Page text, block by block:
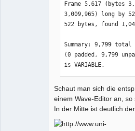
Frame 5,617 (bytes
3,009,965) long by
522 bytes, found
Summary: 9,799 total
(0 padded, 9,799
is VARIABLE.
Schaut man sich die
einem Wave-Editor an, so
In der Mitte ist deutlich